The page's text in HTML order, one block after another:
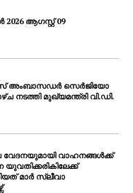
ആഗസ്റ്റ് 09
അംബാസഡർ സെർജിയോ
നടത്തി മുഖ്യമന്ത്രി വി.ഡി.
വേദനയുമായി വാഹനങ്ങൾക്ക്
യുവതിക്കരികിലേക്ക്
മാർ സ്ലീവാ